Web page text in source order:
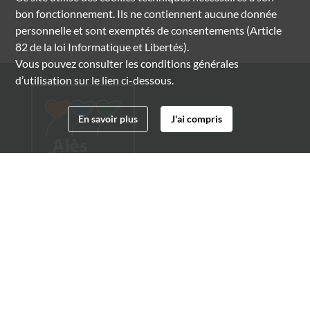
bon fonctionnement. Ils ne contiennent aucune donnée
personnelle et sont exemptés de consentements (Article
82 de la loi Informatique et Libertés).
Vous pouvez consulter les conditions générales
d’utilisation sur le lien ci-dessous.
En savoir plus J'ai compris